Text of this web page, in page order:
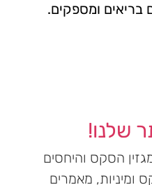
בריאים ומספקים.
שלנו!
הסקס והיחסים
ומיניות, מאמרים